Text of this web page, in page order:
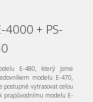
4000 + PS-
E-480, který jsme
modelu E-470,
postupně vytrasovat celou
prapůvodnímu modelu E-